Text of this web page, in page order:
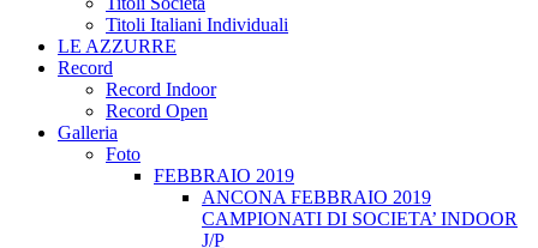
Titoli Italiani Individuali
LE AZZURRE
Record
Record Indoor
Record Open
Galleria
Foto
FEBBRAIO 2019
ANCONA FEBBRAIO 2019
CAMPIONATI DI SOCIETA’ INDOOR
J/P